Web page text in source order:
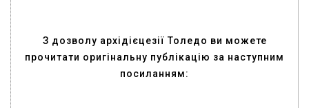
З дозволу архідієцезії Толедо ви можете
прочитати оригінальну публікацію за наступним
посиланням: